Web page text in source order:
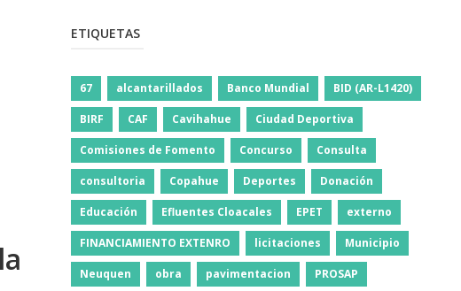
ETIQUETAS
67 alcantarillados Banco Mundial BID (AR-L1420)
BIRF CAF Cavihahue Ciudad Deportiva
Comisiones de Fomento Concurso Consulta
consultoria Copahue Deportes Donación
Educación Efluentes Cloacales EPET externo
FINANCIAMIENTO EXTENRO licitaciones Municipio
Neuquen obra pavimentacion PROSAP